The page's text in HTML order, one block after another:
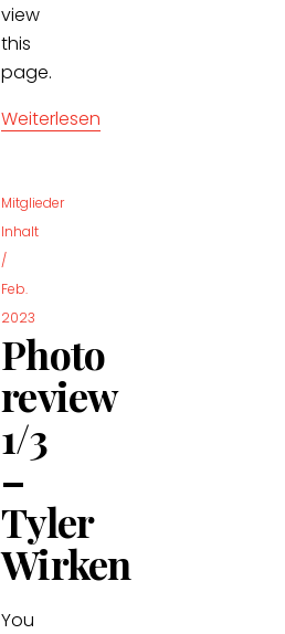
view
this
page.
Weiterlesen
Mitglieder
Inhalt
/
Feb.
2023
Photo
review
1/3
–
Tyler
Wirken
You